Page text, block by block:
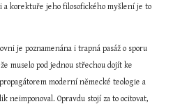
korektuře jeho filosofického myšlení je to
je poznamenána i trapná pasáž o sporu
muselo pod jednou střechou dojít ke
moderní německé teologie a
neimponoval. Opravdu stojí za to ocitovat,